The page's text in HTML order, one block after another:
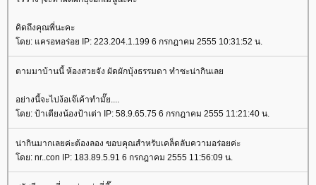
คิดถึงคุณพี่นะคะ
ดย: แครอทอร่อย IP: 223.204.1.199 6 กรกฎาคม 2555 10:31:52 น.
ตามมาบ้านนี้ ห้องสวยจัง ผัดผักบุ้งธรรมดา ทำซะน่ากินเล
อย่างนี้จะไปง้อเจ๊เค้าทำมั๊ย....
ดย: ป้าเตียงน้องป้าเต่า IP: 58.9.65.75 6 กรกฎาคม 2555 11:21:40 น.
น่ากินมากเลยค่ะต้องลอง ขอบคุณสำหรับเคล็ดลับความอร่อยค่ะ
ดย: nr..con IP: 183.89.5.91 6 กรกฎาคม 2555 11:56:09 น.